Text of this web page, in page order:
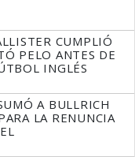
CUMPLIÓ
PELO ANTES DE
INGLÉS
A BULLRICH
LA RENUNCIA